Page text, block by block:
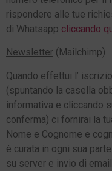
rispondere alle tue
di Whatsapp cliccando
Newsletter (Mailchimp)
Quando effettui l’
(spuntando la casella
informativa e cliccando
conferma) ci fornirai la
Nome e Cognome e
è curata in ogni sua
su server e invio di